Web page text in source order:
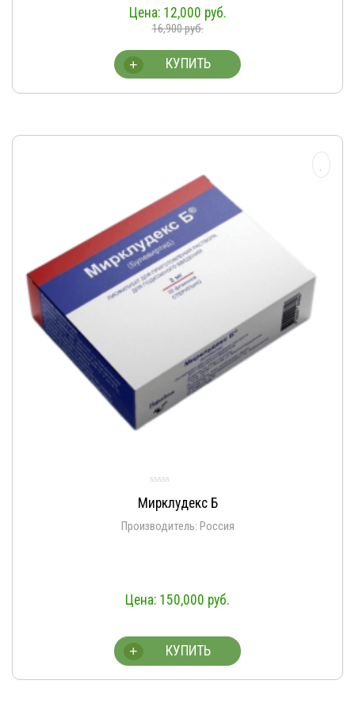
12,000 руб.
16,900руб.
КУПИТЬ
+
Мирклудекс Б
Производитель: Россия
150,000 руб.
КУПИТЬ
+